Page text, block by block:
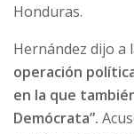
Honduras.
Hernández dijo a
operación
en la que
Demócrata”.